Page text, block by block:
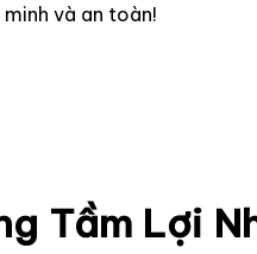
và an toàn!
Tầm Lợi